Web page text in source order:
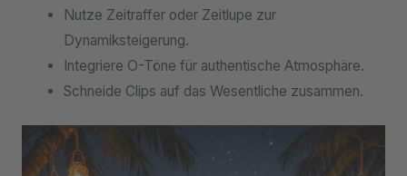
Nutze Zeitraffer oder Zeitlupe zur
Dynamiksteigerung.
Integriere O-Töne für authentische Atmosphäre.
Schneide Clips auf das Wesentliche zusammen.